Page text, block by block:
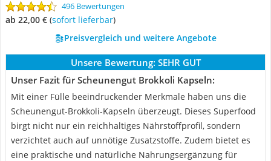
496 Bewertungen
ab 22,00 € ( Sofort lieferbar)
Preisvergleich und weitere Angebote
Unsere Bewertung: SEHR GUT
Unser Fazit für Scheunengut Brokkoli Kapseln:
Mit einer Fülle beeindruckender Merkmale haben uns die
Scheunengut-Brokkoli-Kapseln überzeugt. Dieses Superfood
birgt nicht nur ein reichhaltiges Nährstoffprofil, sondern
verzichtet auch auf unnötige Zusatzstoffe. Zudem bietet es
eine praktische und natürliche Nahrungsergänzung für